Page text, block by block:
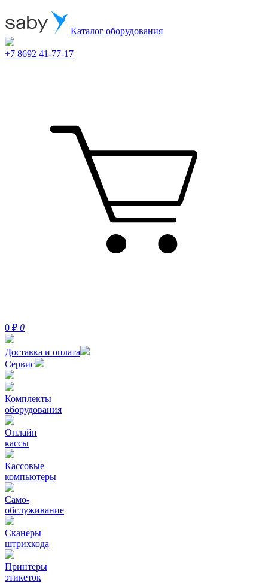
Каталог оборудования
+7 8692 41-77-17
0 ₽ 0
Доставка и оплата
Сервис
Комплекты
оборудования
Онлайн
кассы
Кассовые
компьютеры
Само-
обслуживание
Сканеры
штрихкода
Принтеры
этикеток